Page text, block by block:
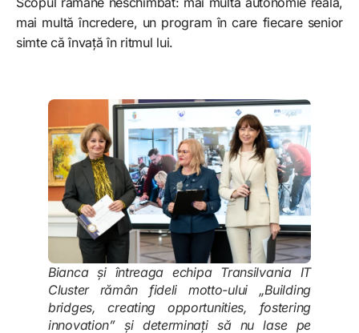
mai multă încredere, un program în care fiecare senior
simte că învață în ritmul lui.
Bianca și întreaga echipa Transilvania IT
Clusterrămân fideli motto-ului „Building
bridges, creating opportunities, fostering
innovation”și determinați să nu lase pe